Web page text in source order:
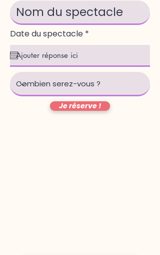
Date du spectacle *
i
r
e
d
Je réserve !